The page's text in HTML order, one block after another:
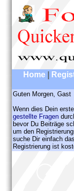
Home
Guten Morgen, Gast
Wenn dies Dein
gestellte Fragen
bevor Du Beiträge
um den
suche Dir einfach
Registrierung ist